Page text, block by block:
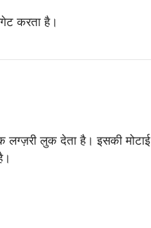
करता है।
लग्ज़री लुक देता है। इसकी मोटाई